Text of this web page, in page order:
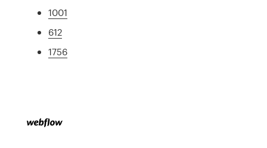
1001
612
1756